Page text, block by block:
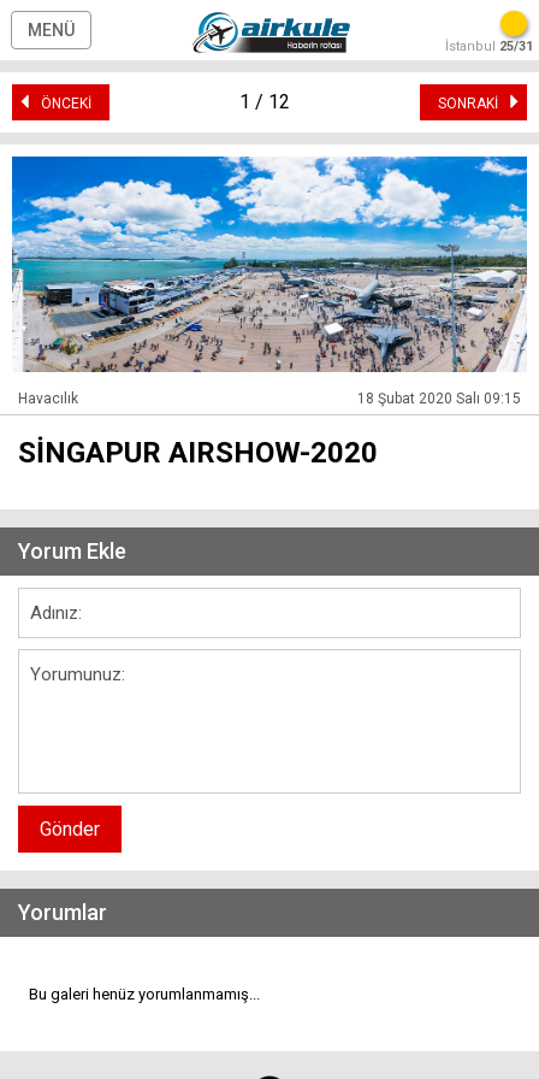
MENÜ
İstanbul 25/31
ÖNCEKİ SONRAKİ
1 / 12
Havacılık 18 Şubat 2020 Salı 09:15
SİNGAPUR AIRSHOW-2020
Yorum Ekle
Gönder
Yorumlar
Bu galeri henüz yorumlanmamış...